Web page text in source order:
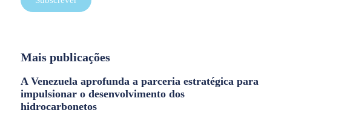
Mais publicações
A Venezuela aprofunda a parceria estratégica para
impulsionar o desenvolvimento dos
hidrocarbonetos